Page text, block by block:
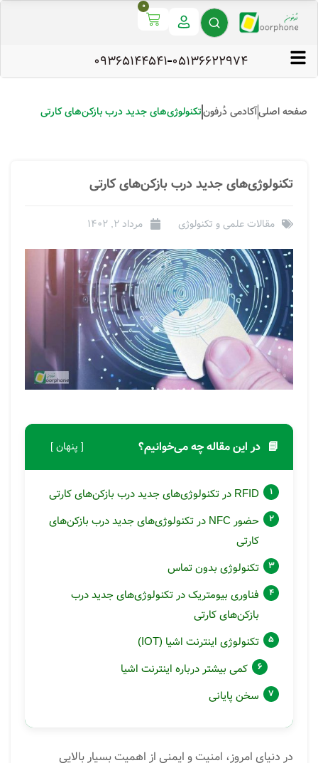
0
۰۵۱۳۶۶۲۲۹۷۴ 09365144541
صفحه اصلیآکادمی دُرفونتکنولوژی‌های جدید درب بازکن‌های کارتی
تکنولوژی‌های جدید درب بازکن‌های کارتی
مقالات علمی و تکنولوژی مرداد 2, 1402
📘 در این مقاله چه می‌خوانیم؟ [ پنهان ]
RFID در تکنولوژی‌های جدید درب بازکن‌های کارتی
حضور NFC در تکنولوژی‌های جدید درب بازکن‌های
کارتی
تکنولوژی بدون تماس
فناوری بیومتریک در تکنولوژی‌های جدید درب
بازکن‌های کارتی
تکنولوژی اینترنت اشیا (IOT)
کمی بیشتر درباره اینترنت اشیا
سخن پایانی
در دنیای امروز، امنیت و ایمنی از اهمیت بسیار بالایی